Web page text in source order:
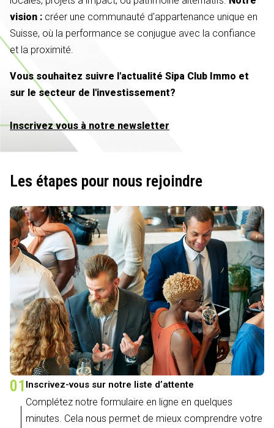
vision : créer une communauté d'appartenance unique en
Suisse, où la performance se conjugue avec la confiance
et la proximité.
Vous souhaitez suivre l'actualité Sipa Club Immo et
sur le secteur de l'investissement?
Inscrivez vous à notre newsletter
Les étapes pour nous rejoindre
01 Inscrivez-vous sur notre liste d’attente
Complétez notre formulaire en ligne en quelques
minutes. Cela nous permet de mieux comprendre votre